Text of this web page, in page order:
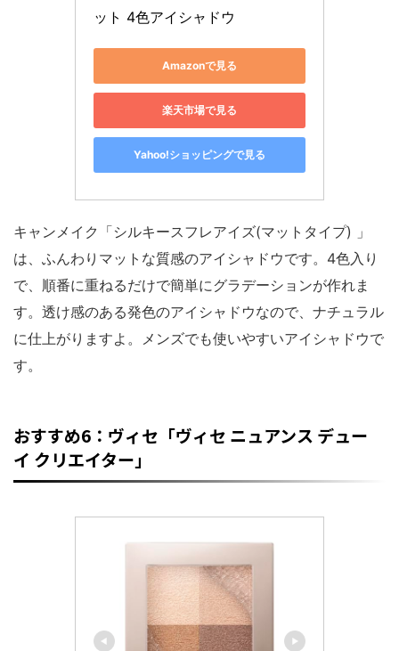
ット 4色アイシャドウ
Amazonで見る
楽天市場で見る
Yahoo!ショッピングで見る
キャンメイク「シルキースフレアイズ(マットタイプ) 」
は、ふんわりマットな質感のアイシャドウです。4色入り
で、順番に重ねるだけで簡単にグラデーションが作れま
す。透け感のある発色のアイシャドウなので、ナチュラル
に仕上がりますよ。メンズでも使いやすいアイシャドウで
す。
おすすめ6：ヴィセ「ヴィセ ニュアンス デュー
イ クリエイター」